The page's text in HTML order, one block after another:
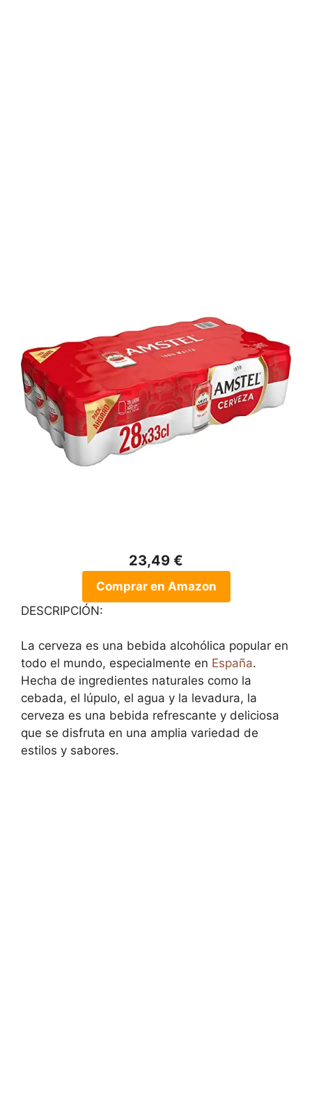
23,49 €
Comprar en Amazon
DESCRIPCIÓN:
La cerveza es una bebida alcohólica popular en
todo el mundo, especialmente en España.
Hecha de ingredientes naturales como la
cebada, el lúpulo, el agua y la levadura, la
cerveza es una bebida refrescante y deliciosa
que se disfruta en una amplia variedad de
estilos y sabores.